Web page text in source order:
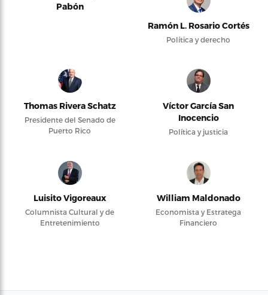
Pabón
Ramón L. Rosario Cortés
Política y derecho
Thomas Rivera Schatz
Presidente del Senado de
Puerto Rico
Víctor García San
Inocencio
Política y justicia
Luisito Vigoreaux
Columnista Cultural y de
Entretenimiento
William Maldonado
Economista y Estratega
Financiero